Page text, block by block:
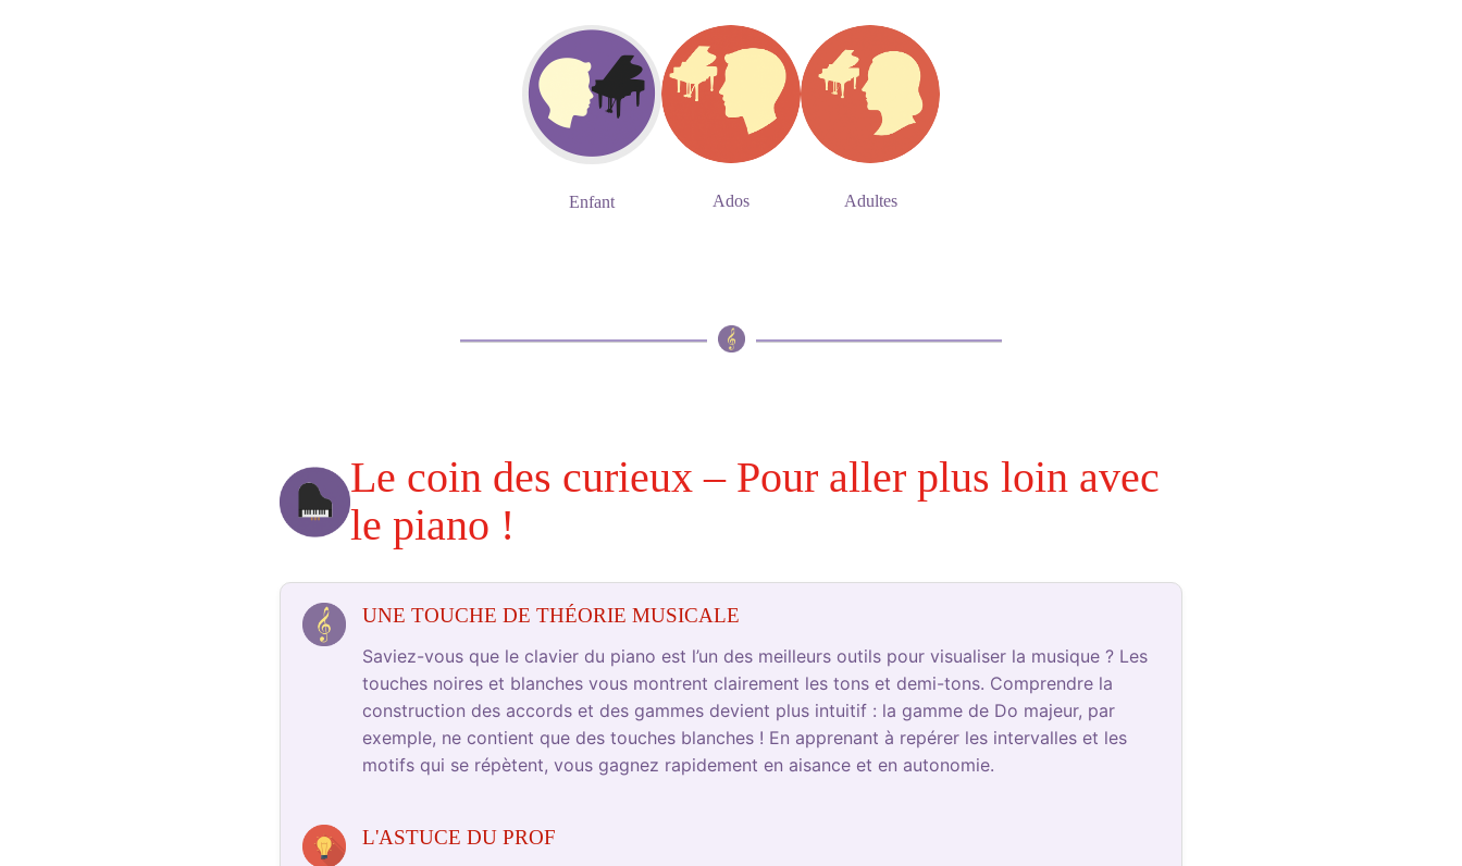
Enfant Ados Adultes
Le coin des curieux – Pour aller plus loin avec
le piano !
UNE TOUCHE DE THÉORIE MUSICALE
Saviez-vous que le clavier du piano est l’un des meilleurs outils pour visualiser la musique ? Les
touches noires et blanches vous montrent clairement les tons et demi-tons. Comprendre la
construction des accords et des gammes devient plus intuitif : la gamme de Do majeur, par
exemple, ne contient que des touches blanches ! En apprenant à repérer les intervalles et les
motifs qui se répètent, vous gagnez rapidement en aisance et en autonomie.
L'ASTUCE DU PROF